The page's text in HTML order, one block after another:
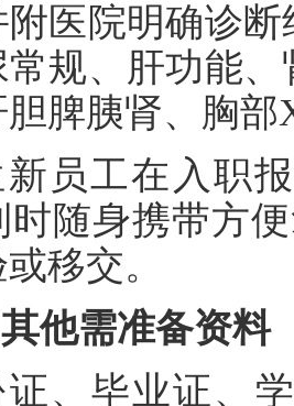
附医院明确诊
规、肝功能
脾胰肾、胸
员工在入职
时随身携带方
移交。
其他需准备资料
证、毕业证、